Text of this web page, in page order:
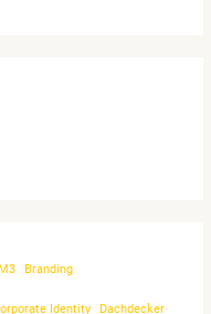
Branding
Identity Dachdecker